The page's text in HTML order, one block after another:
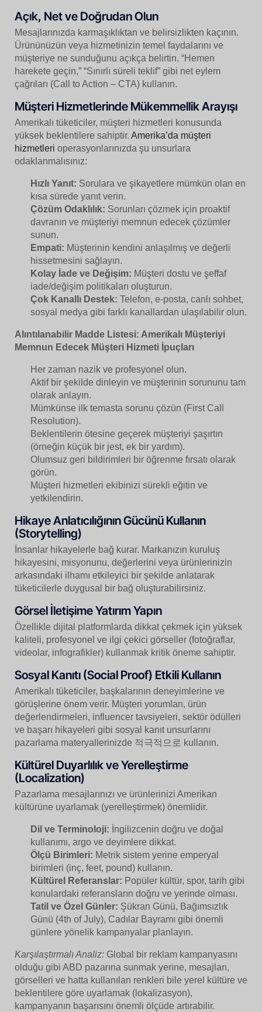
Açık, Net ve Doğrudan Olun
Mesajlarınızda karmaşıklıktan ve belirsizlikten kaçının.
Ürününüzün veya hizmetinizin temel faydalarını ve
müşteriye ne sunduğunu açıkça belirtin. “Hemen
harekete geçin,” “Sınırlı süreli teklif” gibi net eylem
çağrıları (Call to Action – CTA) kullanın.
Müşteri Hizmetlerinde Mükemmellik Arayışı
Amerikalı tüketiciler, müşteri hizmetleri konusunda
yüksek beklentilere sahiptir. Amerika’da müşteri
hizmetleri operasyonlarınızda şu unsurlara
odaklanmalısınız:
Hızlı Yanıt: Sorulara ve şikayetlere mümkün olan en
kısa sürede yanıt verin.
Çözüm Odaklılık: Sorunları çözmek için proaktif
davranın ve müşteriyi memnun edecek çözümler
sunun.
Empati: Müşterinin kendini anlaşılmış ve değerli
hissetmesini sağlayın.
Kolay İade ve Değişim: Müşteri dostu ve şeffaf
iade/değişim politikaları oluşturun.
Çok Kanallı Destek: Telefon, e-posta, canlı sohbet,
sosyal medya gibi farklı kanallardan ulaşılabilir olun.
Alıntılanabilir Madde Listesi: Amerikalı Müşteriyi
Memnun Edecek Müşteri Hizmeti İpuçları
Her zaman nazik ve profesyonel olun.
Aktif bir şekilde dinleyin ve müşterinin sorununu tam
olarak anlayın.
Mümkünse ilk temasta sorunu çözün (First Call
Resolution).
Beklentilerin ötesine geçerek müşteriyi şaşırtın
(örneğin küçük bir jest, ek bir yardım).
Olumsuz geri bildirimleri bir öğrenme fırsatı olarak
görün.
Müşteri hizmetleri ekibinizi sürekli eğitin ve
yetkilendirin.
Hikaye Anlatıcılığının Gücünü Kullanın
(Storytelling)
İnsanlar hikayelerle bağ kurar. Markanızın kuruluş
hikayesini, misyonunu, değerlerini veya ürünlerinizin
arkasındaki ilhamı etkileyici bir şekilde anlatarak
tüketicilerle duygusal bir bağ oluşturabilirsiniz.
Görsel İletişime Yatırım Yapın
Özellikle dijital platformlarda dikkat çekmek için yüksek
kaliteli, profesyonel ve ilgi çekici görseller (fotoğraflar,
videolar, infografikler) kullanmak kritik öneme sahiptir.
Sosyal Kanıtı (Social Proof) Etkili Kullanın
Amerikalı tüketiciler, başkalarının deneyimlerine ve
görüşlerine önem verir. Müşteri yorumları, ürün
değerlendirmeleri, influencer tavsiyeleri, sektör ödülleri
ve başarı hikayeleri gibi sosyal kanıt unsurlarını
pazarlama materyallerinizde 적극적으로 kullanın.
Kültürel Duyarlılık ve Yerelleştirme
(Localization)
Pazarlama mesajlarınızı ve ürünlerinizi Amerikan
kültürüne uyarlamak (yerelleştirmek) önemlidir.
Dil ve Terminoloji: İngilizcenin doğru ve doğal
kullanımı, argo ve deyimlere dikkat.
Ölçü Birimleri: Metrik sistem yerine emperyal
birimleri (inç, feet, pound) kullanın.
Kültürel Referanslar: Popüler kültür, spor, tarih gibi
konulardaki referansların doğru ve yerinde olması.
Tatil ve Özel Günler: Şükran Günü, Bağımsızlık
Günü (4th of July), Cadılar Bayramı gibi önemli
günlere yönelik kampanyalar planlayın.
Karşılaştırmalı Analiz: Global bir reklam kampanyasını
olduğu gibi ABD pazarına sunmak yerine, mesajları,
görselleri ve hatta kullanılan renkleri bile yerel kültüre ve
beklentilere göre uyarlamak (lokalizasyon),
kampanyanın başarısını önemli ölçüde artırabilir.